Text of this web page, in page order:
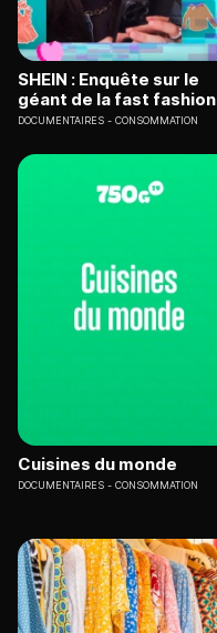
SHEIN : Enquête sur le
géant de la fast fashion
DOCUMENTAIRES CONSOMMATION
Cuisines du monde
DOCUMENTAIRES CONSOMMATION